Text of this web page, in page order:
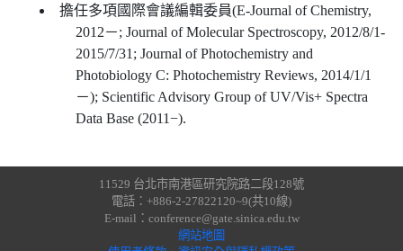
擔任多項國際會議編輯委員(E-Journal of Chemistry,
2012－; Journal of Molecular Spectroscopy, 2012/8/1-
2015/7/31; Journal of Photochemistry and
Photobiology C: Photochemistry Reviews, 2014/1/1
－); Scientific Advisory Group of UV/Vis+ Spectra
Data Base (2011−).
11529 台北市南港區研究院路二段128號
電話：+886-2-27822120~9(共10線)
E-mail：conference@gate.sinica.edu.tw
網站地圖